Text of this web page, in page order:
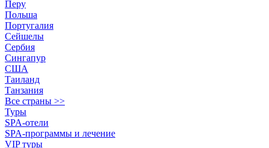
Перу
Польша
Португалия
Сейшелы
Сербия
Сингапур
США
Таиланд
Танзания
Все страны >>
Туры
SPA-отели
SPA-программы и лечение
VIP туры